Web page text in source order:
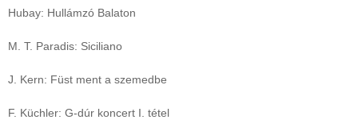
Hubay: Hullámzó Balaton
M. T. Paradis: Siciliano
J. Kern: Füst ment a szemedbe
F. Küchler: G-dúr koncert I. tétel